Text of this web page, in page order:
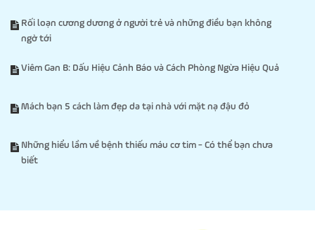
Rối loạn cương dương ở người trẻ và những điều bạn không
ngờ tới
Viêm Gan B: Dấu Hiệu Cảnh Báo và Cách Phòng Ngừa Hiệu Quả
Mách bạn 5 cách làm đẹp da tại nhà với mặt nạ đậu đỏ
Những hiểu lầm về bệnh thiếu máu cơ tim - Có thể bạn chưa
biết